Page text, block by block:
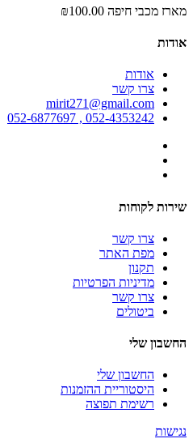
מארז מכבי חיפה ₪100.00
אודות
אודות
צרו קשר
mirit271@gmail.com
052-4353242 , 052-6877697
שירות לקוחות
צרו קשר
מפת האתר
תקנון
מדיניות הפרטיות
צרו קשר
ביטולים
החשבון שלי
החשבון שלי
היסטוריית ההזמנות
רשימת תפוצה
נגישות